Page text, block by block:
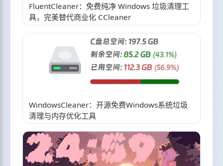
FluentCleaner：免费纯净 Windows 垃圾清理工
具，完美替代商业化 CCleaner
WindowsCleaner：开源免费Windows系统垃圾
清理与内存优化工具